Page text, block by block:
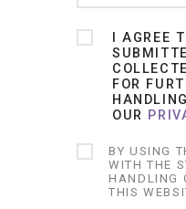
I AGREE
FOR
OUR
BY USING
WITH THE
HANDLING
THIS